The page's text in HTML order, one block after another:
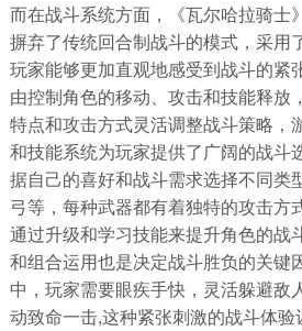
而在战斗系统方面，《瓦尔哈拉骑士
摒弃了传统回合制战斗的模式，采用
玩家能够更加直观地感受到战斗的紧
由控制角色的移动、攻击和技能释放
特点和攻击方式灵活调整战斗策略，
和技能系统为玩家提供了广阔的战斗
据自己的喜好和战斗需求选择不同类
弓等，每种武器都有着独特的攻击方
通过升级和学习技能来提升角色的战
和组合运用也是决定战斗胜负的关键
中，玩家需要眼疾手快，灵活躲避敌
动致命一击,这种紧张刺激的战斗体验